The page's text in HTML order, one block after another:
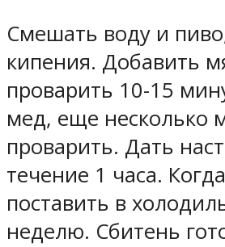
Смешать воду и
кипения. Добавить
проварить 10-15
мед, еще несколько
проварить. Дать
течение 1 часа.
поставить в
неделю. Сбитень